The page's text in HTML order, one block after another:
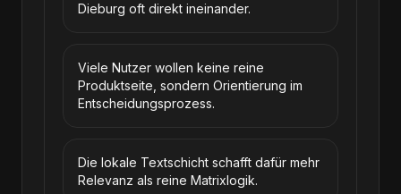
Dieburg oft direkt ineinander.
Viele Nutzer wollen keine reine
Produktseite, sondern Orientierung im
Entscheidungsprozess.
Die lokale Textschicht schafft dafür mehr
Relevanz als reine Matrixlogik.